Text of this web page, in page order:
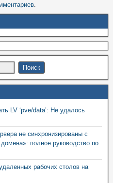
LV ‘pve/data’: Не удалось
не синхронизированы с
полное руководство по
рабочих столов на